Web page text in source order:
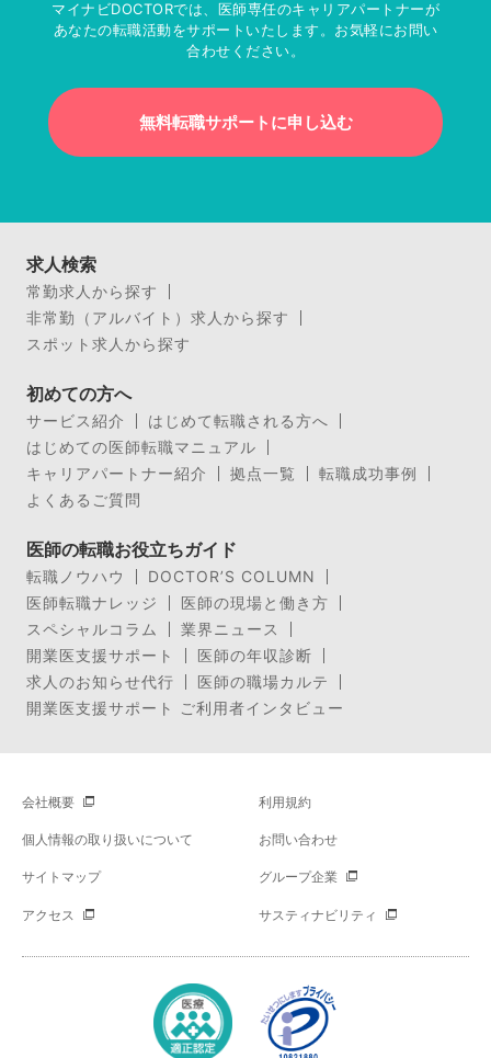
マイナビDOCTORでは、医師専任のキャリアパートナーが
あなたの転職活動をサポートいたします。お気軽にお問い
合わせください。
無料転職サポートに申し込む
求人検索
常勤求人から探す
非常勤（アルバイト）求人から探す
スポット求人から探す
初めての方へ
サービス紹介
はじめて転職される方へ
はじめての医師転職マニュアル
キャリアパートナー紹介
拠点一覧
転職成功事例
よくあるご質問
医師の転職お役立ちガイド
転職ノウハウ
DOCTOR’S COLUMN
医師転職ナレッジ
医師の現場と働き方
スペシャルコラム
業界ニュース
開業医支援サポート
医師の年収診断
求人のお知らせ代行
医師の職場カルテ
開業医支援サポート ご利用者インタビュー
会社概要 利用規約
個人情報の取り扱いについて お問い合わせ
サイトマップ グループ企業
アクセス サスティナビリティ